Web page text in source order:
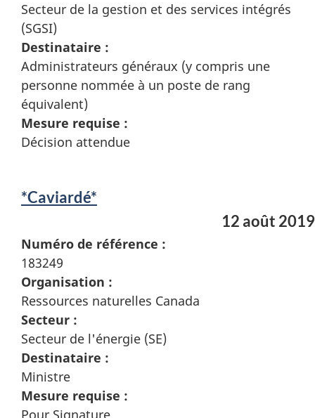
Secteur de la gestion et des services intégrés
(SGSI)
Destinataire :
Administrateurs généraux (y compris une
personne nommée à un poste de rang
équivalent)
Mesure requise :
Décision attendue
*Caviardé*
12 août 2019
Numéro de référence :
183249
Organisation :
Ressources naturelles Canada
Secteur :
Secteur de l'énergie (SE)
Destinataire :
Ministre
Mesure requise :
Pour Signature